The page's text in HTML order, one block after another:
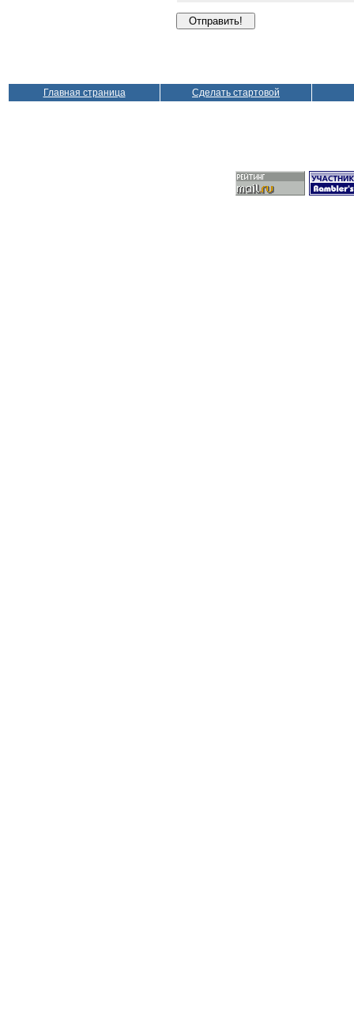
Главная страница Сделать стартовой